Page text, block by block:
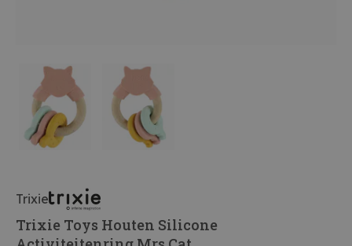
Trixie
Trixie Toys Houten Silicone